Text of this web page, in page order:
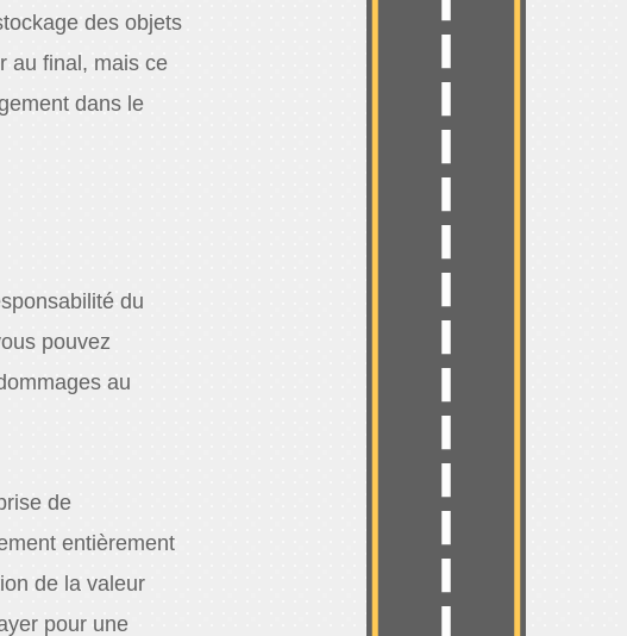
des objets
au final, mais ce
dans le
du
pouvez
au
de
entièrement
de la valeur
pour une